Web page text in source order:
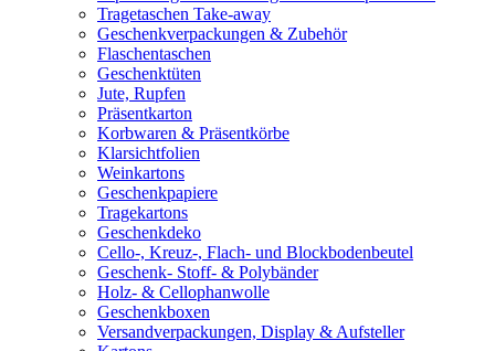
Tragetaschen Take-away
Geschenkverpackungen & Zubehör
Flaschentaschen
Geschenktüten
Jute, Rupfen
Präsentkarton
Korbwaren & Präsentkörbe
Klarsichtfolien
Weinkartons
Geschenkpapiere
Tragekartons
Geschenkdeko
Cello-, Kreuz-, Flach- und Blockbodenbeutel
Geschenk- Stoff- & Polybänder
Holz- & Cellophanwolle
Geschenkboxen
Versandverpackungen, Display & Aufsteller